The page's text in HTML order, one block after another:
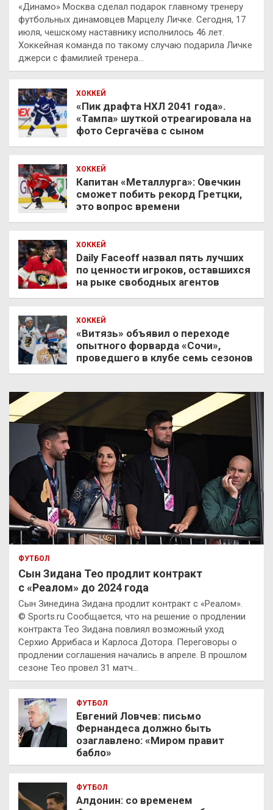
«Динамо» Москва сделал подарок главному тренеру
футбольных динамовцев Марцелу Личке. Сегодня, 17
июля, чешскому наставнику исполнилось 46 лет.
Хоккейная команда по такому случаю подарила Личке
джерси с фамилией тренера…
ХОККЕЙ
«Пик драфта НХЛ 2041 года».
«Тампа» шуткой отреагировала на
фото Сергачёва с сыном
ХОККЕЙ
Капитан «Металлурга»: Овечкин
сможет побить рекорд Гретцки,
это вопрос времени
ХОККЕЙ
Daily Faceoff назвал пять лучших
по ценности игроков, оставшихся
на рыке свободных агентов
ХОККЕЙ
«Витязь» объявил о переходе
опытного форварда «Сочи»,
проведшего в клубе семь сезонов
ФУТБОЛ
Сын Зидана Тео продлит контракт
с «Реалом» до 2024 года
Сын Зинедина Зидана продлит контракт с «Реалом».
© Sports.ru Сообщается, что на решение о продлении
контракта Тео Зидана повлиял возможный уход
Серхио Аррибаса и Карлоса Дотора. Переговоры о
продлении соглашения начались в апреле. В прошлом
сезоне Тео провел 31 матч…
ФУТБОЛ
Евгений Ловчев: письмо
Фернандеса должно быть
озаглавлено: «Миром правит
бабло»
ФУТБОЛ
Алдонин: со временем